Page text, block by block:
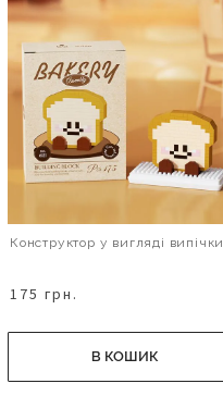
Конструктор у вигляді випічки
175 грн.
В КОШИК